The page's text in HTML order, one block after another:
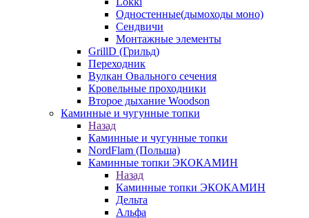
Одностенные(дымоходы моно)
Сендвичи
Монтажные элементы
GrillD (Грильд)
Переходник
Вулкан Овального сечения
Кровельные проходники
Второе дыхание Woodson
Каминные и чугунные топки
Назад
Каминные и чугунные топки
NordFlam (Польша)
Каминные топки ЭКОКАМИН
Назад
Каминные топки ЭКОКАМИН
Дельта
Альфа